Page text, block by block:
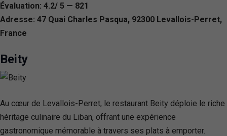
Évaluation: 4.2/ 5 — 821
Adresse: 47 Quai Charles Pasqua, 92300 Levallois-Perret,
France
Beity
Au cœur de Levallois-Perret, le restaurant Beity déploie le riche
héritage culinaire du Liban, offrant une expérience
gastronomique mémorable à travers ses plats à emporter.